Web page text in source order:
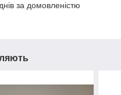
за домовленістю